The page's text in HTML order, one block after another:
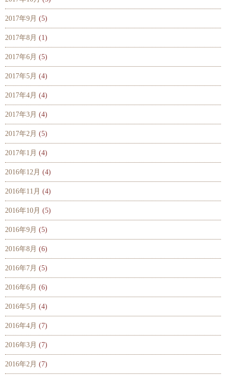
2017年9月 (5)
2017年8月 (1)
2017年6月 (5)
2017年5月 (4)
2017年4月 (4)
2017年3月 (4)
2017年2月 (5)
2017年1月 (4)
2016年12月 (4)
2016年11月 (4)
2016年10月 (5)
2016年9月 (5)
2016年8月 (6)
2016年7月 (5)
2016年6月 (6)
2016年5月 (4)
2016年4月 (7)
2016年3月 (7)
2016年2月 (7)